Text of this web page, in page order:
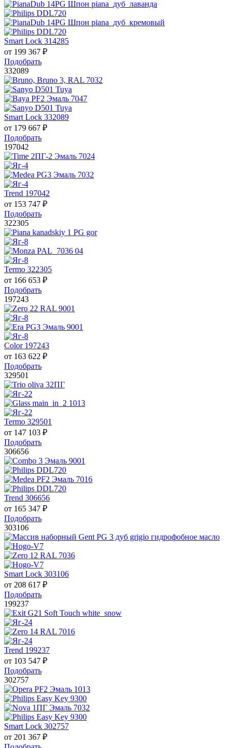
Smart Lock 314285
от 199 367 ₽
Подобрать
332089
Smart Lock 332089
от 179 667 ₽
Подобрать
197042
Trend 197042
от 153 747 ₽
Подобрать
322305
Termo 322305
от 166 653 ₽
Подобрать
197243
Color 197243
от 163 622 ₽
Подобрать
329501
Termo 329501
от 147 103 ₽
Подобрать
306656
Trend 306656
от 165 347 ₽
Подобрать
303106
Smart Lock 303106
от 208 617 ₽
Подобрать
199237
Trend 199237
от 103 547 ₽
Подобрать
302757
Smart Lock 302757
от 201 367 ₽